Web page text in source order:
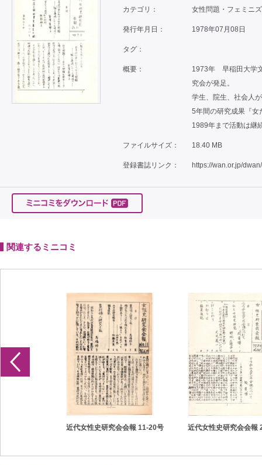
カテゴリ： 女性問題・フェミニ
発行年月日： 1978年07月08日
タグ：
概要：
1973年 早稲田大学
究会が発足。
学生、院生、社会人
5年間の研究成果『
1989年まで活動は継
ファイルサイズ： 18.40 MB
登録書誌リンク： https://wan.or.jp/
関連するミニコミ
近代女性史研究会会報 11-20号 近代女性史研究会会報